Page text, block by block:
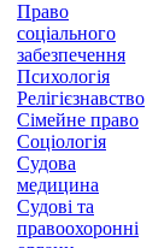
Право
соціального
забезпечення
Психологія
Релігієзнавство
Сімейне право
Соціологія
Судова
медицина
Судові та
правоохоронні